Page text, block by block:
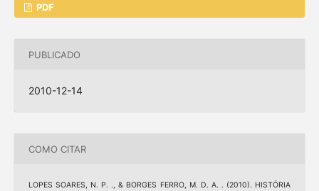
PDF
PUBLICADO
2010-12-14
COMO CITAR
LOPES SOARES, N. P. ., & BORGES FERRO, M. D. A. . (2010). HISTÓRIA